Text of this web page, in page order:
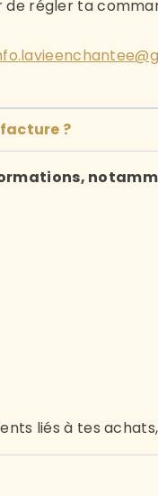
régler ta
?
liés à tes